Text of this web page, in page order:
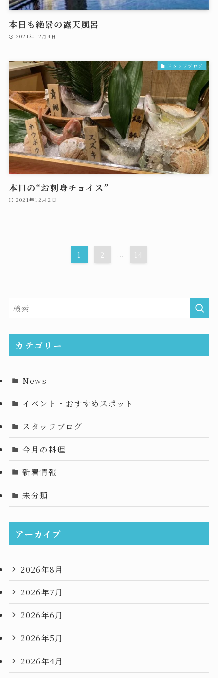
本日も絶景の露天風呂
2021年12月4日
スタッフブログ
本日の“お刺身チョイス”
2021年12月2日
1 2 ... 14
カテゴリー
News
イベント・おすすめスポット
スタッフブログ
今月の料理
新着情報
未分類
アーカイブ
2026年8月
2026年7月
2026年6月
2026年5月
2026年4月